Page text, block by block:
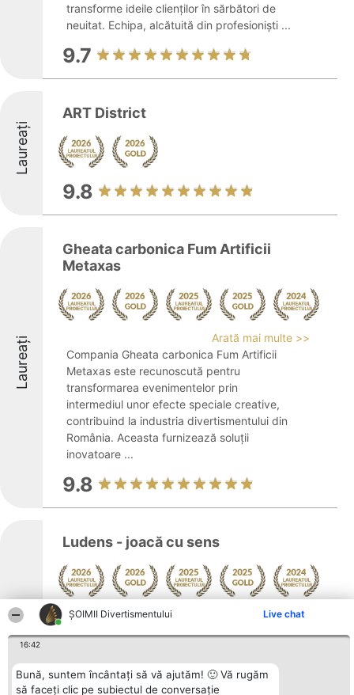
ŞOIMII Divertismentului Live chat
16:42
Bună, suntem încântați să vă ajutăm! 🙂 Vă rugăm
să faceți clic pe subiectul de conversație
transforme ideile clienților în sărbători de
neuitat. Echipa, alcătuită din profesioniști ...
9.7
Laureați
ART District
9.8
Laureați
Gheata carbonica Fum Artificii
Metaxas
Arată mai multe >>
Compania Gheata carbonica Fum Artificii
Metaxas este recunoscută pentru
transformarea evenimentelor prin
intermediul unor efecte speciale creative,
contribuind la industria divertismentului din
România. Aceasta furnizează soluții
inovatoare ...
9.8
Laureați
Ludens - joacă cu sens
Arată mai multe >>
a sprijini dezvoltarea și educația copiilor
prin intermediul jocului. Proiectul propune